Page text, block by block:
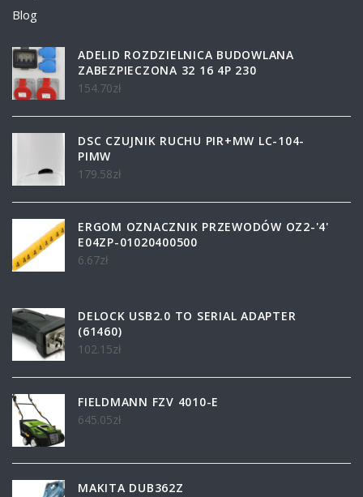
Blog
ADELID ROZDZIELNICA BUDOWLANA
ZABEZPIECZONA 32 16 4P 230
154.70zł
DSC CZUJNIK RUCHU PIR+MW LC-104-
PIMW
179.58zł
ERGOM OZNACZNIK PRZEWODÓW OZ2-'4'
E04ZP-01020400500
6.67zł
DELOCK USB2.0 TO SERIAL ADAPTER
(61460)
102.15zł
FIELDMANN FZV 4010-E
645.05zł
MAKITA DUB362Z